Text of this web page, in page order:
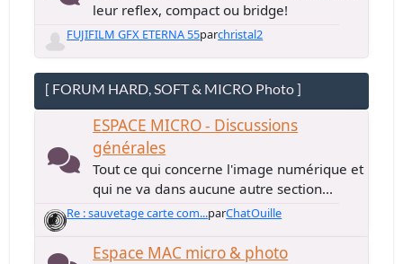
leur reflex, compact ou bridge!
FUJIFILM GFX ETERNA 55parchristal2
[ FORUM HARD, SOFT & MICRO Photo ]
ESPACE MICRO - Discussions
générales
Tout ce qui concerne l'image numérique et
qui ne va dans aucune autre section...
Re : sauvetage carte com...parChatOuille
Espace MAC micro & photo